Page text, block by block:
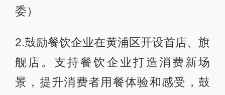
委）
2.鼓励餐饮企业在黄浦区开设首店、旗
舰店。支持餐饮企业打造消费新场
景，提升消费者用餐体验和感受，鼓